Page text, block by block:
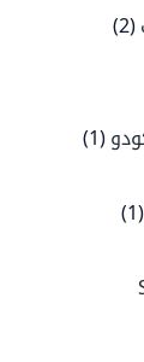
(2)
(1)
(1)